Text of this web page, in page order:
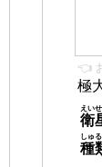
👈
極
衛
えい
種
しゅ